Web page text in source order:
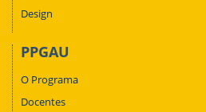
Design
PPGAU
O Programa
Docentes